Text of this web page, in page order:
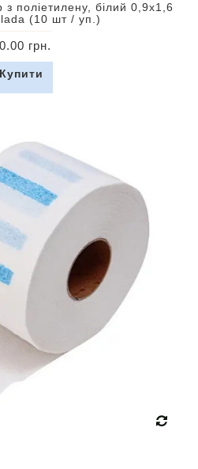
поліетилену, білий 0,9х1,6
(10 шт / уп.)
грн.
Купити